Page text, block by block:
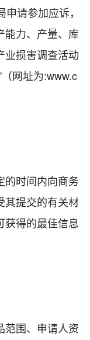
请参加应诉，
能力、产量、库
业损害调查活动
网址为:www.c
时间内向商务
其提交的有关材
获得的最佳信息
围、申请人资